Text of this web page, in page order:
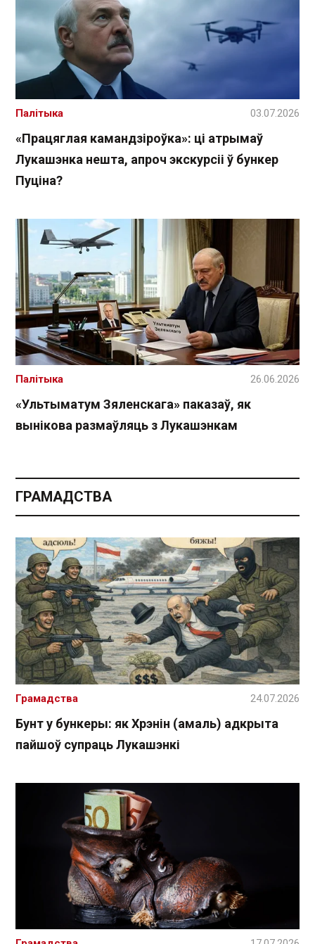
«Працяглая камандзіроўка»: ці атрымаў
Лукашэнка нешта, апроч экскурсіі ў бункер
Пуціна?
Палітыка 03.07.2026
«Ультыматум Зяленскага» паказаў, як
вынікова размаўляць з Лукашэнкам
Палітыка 26.06.2026
ГРАМАДСТВА
Бунт у бункеры: як Хрэнін (амаль) адкрыта
пайшоў супраць Лукашэнкі
Грамадства 24.07.2026